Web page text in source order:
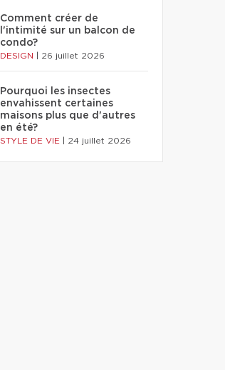
Comment créer de
l'intimité sur un balcon de
condo?
DESIGN 26 juillet 2026
Pourquoi les insectes
envahissent certaines
maisons plus que d'autres
en été?
STYLE DE VIE 24 juillet 2026